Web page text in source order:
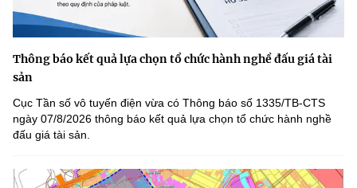
Thông báo kết quả lựa chọn tổ chức hành nghề đấu giá tài
sản
Cục Tần số vô tuyến điện vừa có Thông báo số 1335/TB-CTS
ngày 07/8/2026 thông báo kết quả lựa chọn tổ chức hành nghề
đấu giá tài sản.